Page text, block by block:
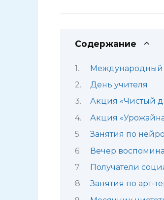
Содержание
Международный
День учителя
Акция «Чистый
Акция
Занятия по
Вечер
Получатели
Занятия по арт-